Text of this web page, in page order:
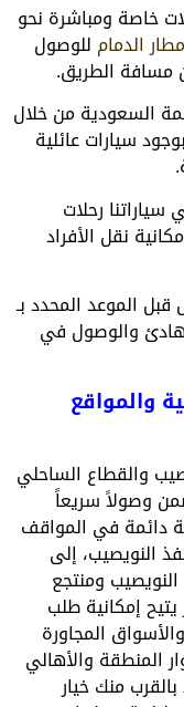
خاصة ومباشرة نحو
الدمام للوصول
مسافة الطريق.
السعودية من خلال
سيارات عائلية
رحلات
نقل الأفراد
قبل الموعد المحدد بـ
والوصول في
والمواقع
والقطاع الساحلي
وصولاً سريعاً
دائمة في المواقف
النويصيب، إلى
ومنتجع
يتيح إمكانية طلب
المجاورة
المنطقة والأهالي
منك خيار